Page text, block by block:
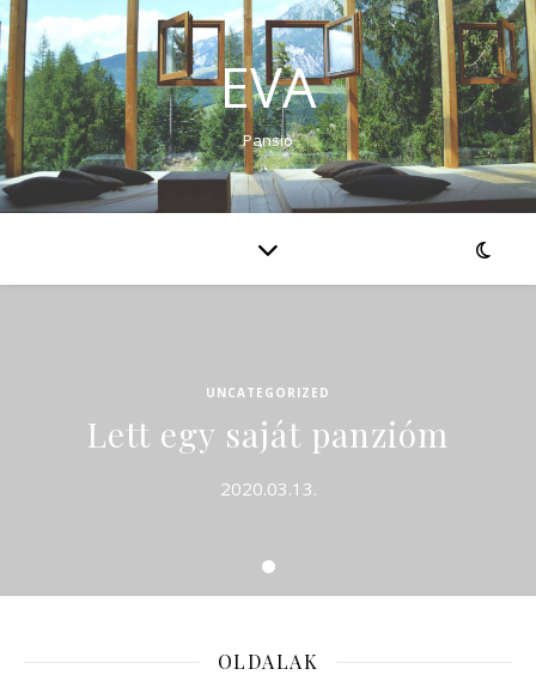
EVA
Pansio
UNCATEGORIZED
Lett egy saját panzióm
2020.03.13.
OLDALAK